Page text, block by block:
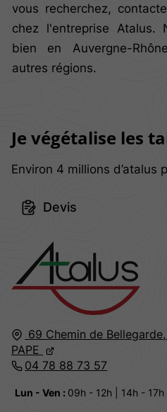
vous recherchez,
chez l'entreprise Atalus.
bien en Auvergne-
autres régions.
69 Chemin de Bellegarde,
PAPE
04 78 88 73 57
Lun - Ven : 09h - 12h | 14h - 17h
Je végétalise les
Environ 4 millions d’atalus
Devis